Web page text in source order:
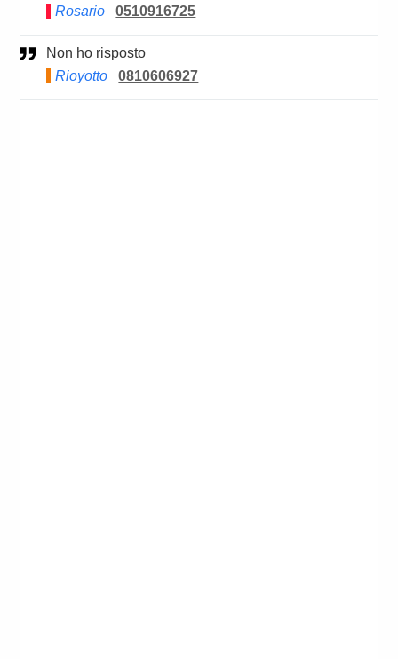
Rosario
0510916725
Non ho risposto
Rioyotto
0810606927